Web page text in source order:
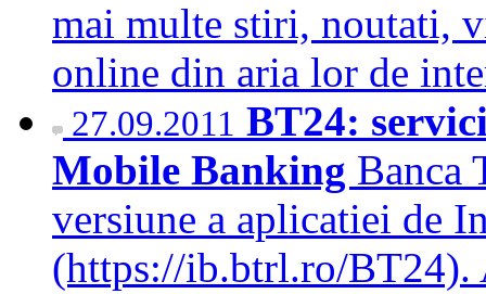
mai multe stiri, noutati,
online din aria lor de
27.09.2011 BT24:
Mobile Banking Banca
versiune a aplicatiei de
(https://ib.btrl.ro/BT24).